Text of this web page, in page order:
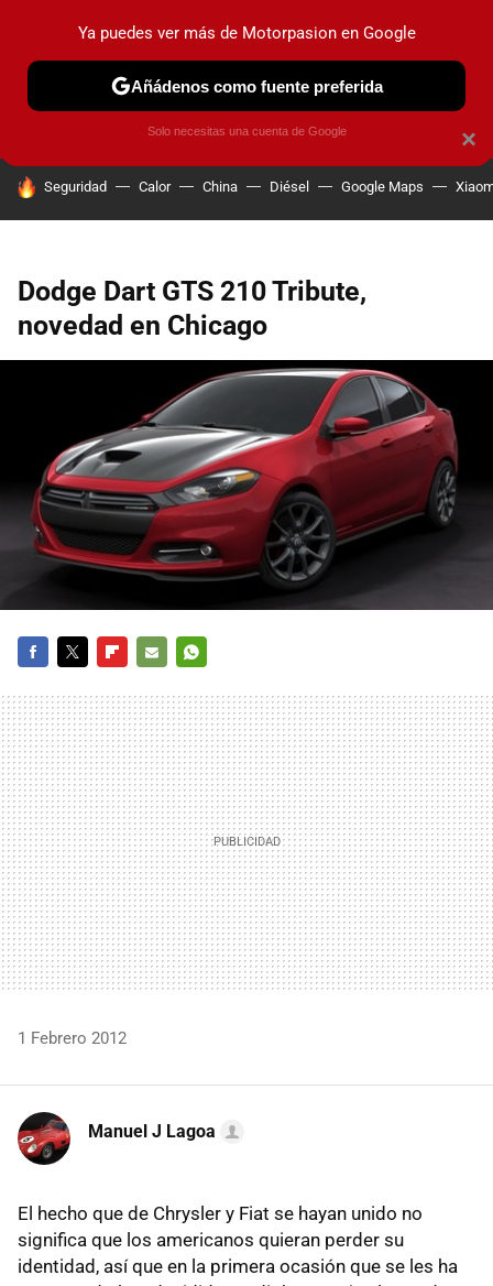
PRUEBAS COCHES ELÉCTRICOS OBSERVATORIO
HOY SE HABLA DE
Seguridad Calor China Diésel Google Maps
Dodge Dart GTS 210 Tribute,
novedad en Chicago
MAIL
1 Febrero 2012
Manuel J Lagoa
El hecho que de Chrysler y Fiat se hayan unido no
significa que los americanos quieran perder su
identidad, así que en la primera ocasión que se les ha
×
Ya puedes ver más de Motorpasion en Google
Añádenos como fuente preferida
Solo necesitas una cuenta de Google